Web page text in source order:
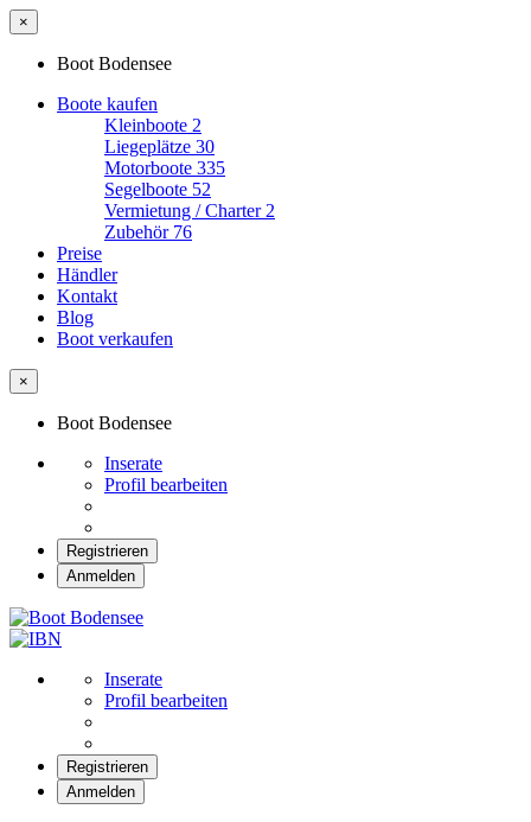
×
Boot Bodensee
Boote kaufen
Kleinboote 2
Liegeplätze 30
Motorboote 335
Segelboote 52
Vermietung / Charter 2
Zubehör 76
Preise
Händler
Kontakt
Blog
Boot verkaufen
×
Boot Bodensee
Inserate
Profil bearbeiten
Registrieren
Anmelden
Inserate
Profil bearbeiten
Registrieren
Anmelden